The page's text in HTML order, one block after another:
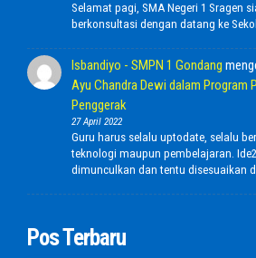
Selamat pagi, SMA Negeri 1 Sragen
berkonsultasi dengan datang ke
Isbandiyo - SMPN 1 Gondang
Ayu Chandra Dewi dalam Program
Penggerak
27 April 2022
Guru harus selalu uptodate, selalu
teknologi maupun pembelajaran.
dimunculkan dan tentu disesuaikan
Pos Terbaru